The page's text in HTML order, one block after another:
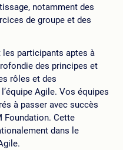
notamment des
de groupe et des
participants aptes à
des principes et
rôles et des
Agile. Vos équipes
à passer avec succès
Foundation. Cette
dans le